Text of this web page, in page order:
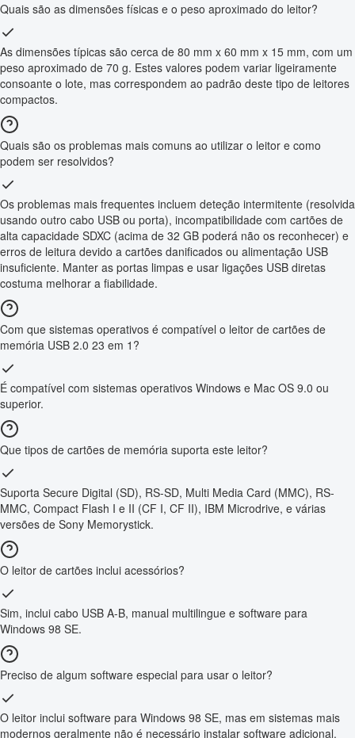
Quais são as dimensões físicas e o peso aproximado do leitor?
As dimensões típicas são cerca de 80 mm x 60 mm x 15 mm, com um
peso aproximado de 70 g. Estes valores podem variar ligeiramente
consoante o lote, mas correspondem ao padrão deste tipo de leitores
compactos.
Quais são os problemas mais comuns ao utilizar o leitor e como
podem ser resolvidos?
Os problemas mais frequentes incluem deteção intermitente (resolvida
usando outro cabo USB ou porta), incompatibilidade com cartões de
alta capacidade SDXC (acima de 32 GB poderá não os reconhecer) e
erros de leitura devido a cartões danificados ou alimentação USB
insuficiente. Manter as portas limpas e usar ligações USB diretas
costuma melhorar a fiabilidade.
Com que sistemas operativos é compatível o leitor de cartões de
memória USB 2.0 23 em 1?
É compatível com sistemas operativos Windows e Mac OS 9.0 ou
superior.
Que tipos de cartões de memória suporta este leitor?
Suporta Secure Digital (SD), RS-SD, Multi Media Card (MMC), RS-
MMC, Compact Flash I e II (CF I, CF II), IBM Microdrive, e várias
versões de Sony Memorystick.
O leitor de cartões inclui acessórios?
Sim, inclui cabo USB A-B, manual multilingue e software para
Windows 98 SE.
Preciso de algum software especial para usar o leitor?
O leitor inclui software para Windows 98 SE, mas em sistemas mais
modernos geralmente não é necessário instalar software adicional.